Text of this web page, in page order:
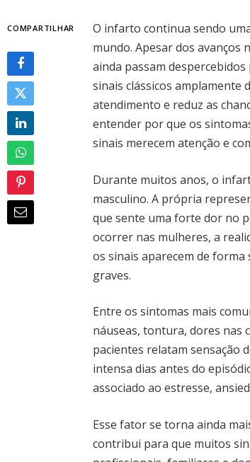
COMPARTILHAR
O infarto continua sendo
mundo. Apesar dos avanços
ainda passam
sinais clássicos amplamente
atendimento e reduz as
entender por que os
sinais merecem atenção e
Durante muitos anos, o
masculino. A própria
que sente uma forte dor no
ocorrer nas mulheres, a
os sinais aparecem de
graves.
Entre os sintomas mais
náuseas, tontura, dores nas
pacientes relatam sensação
intensa dias antes do
associado ao estresse,
Esse fator se torna ainda
contribui para que muitos